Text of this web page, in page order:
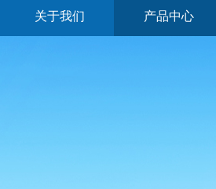
关于我们 产品中心